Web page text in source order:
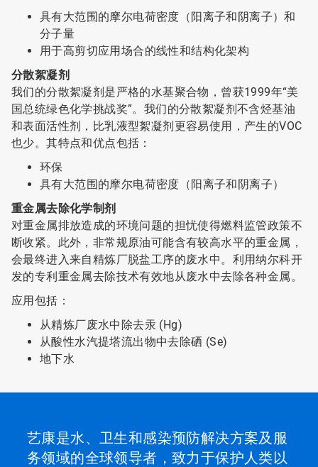
具有大范围的摩尔电荷密度（阳离子和阴离子）和
分子量
用于高剪切应用场合的线性和结构化架构
分散絮凝剂
我们的分散絮凝剂是严格的水基聚合物，曾获1999年“美
国总统绿色化学挑战奖”。我们的分散絮凝剂不含烃基油
和表面活性剂，比乳液型絮凝剂更容易使用，产生的VOC
也少。其特点和优点包括：
环保
具有大范围的摩尔电荷密度（阳离子和阴离子）
重金属去除化学制剂
对重金属排放造成的环境问题的担忧使得燃料监管政策不
断收紧。此外，非常规原油可能含有较高水平的重金属，
会最终进入来自精炼厂脱盐工序的废水中。利用纳尔科开
发的专利重金属去除技术有效地从废水中去除各种金属。
应用包括：
从精炼厂废水中除去汞 (Hg)
从酸性水汽提塔流出物中去除硒 (Se)
地下水
艺康是水、卫生和感染预防解决方案及服
务领域的全球领导者，致力于保护人类以